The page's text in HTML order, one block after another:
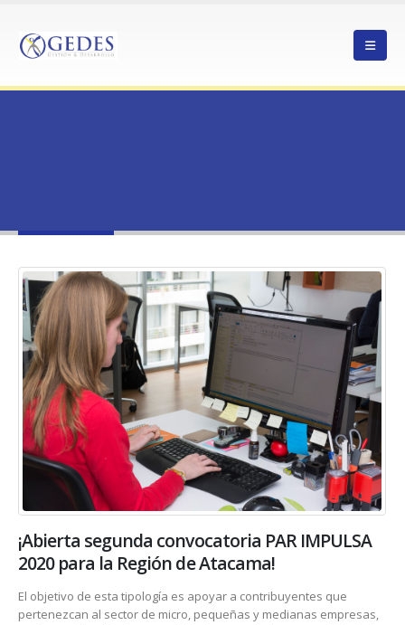
¡Abierta segunda convocatoria PAR IMPULSA
2020 para la Región de Atacama!
El objetivo de esta tipología es apoyar a contribuyentes que
pertenezcan al sector de micro, pequeñas y medianas empresas,